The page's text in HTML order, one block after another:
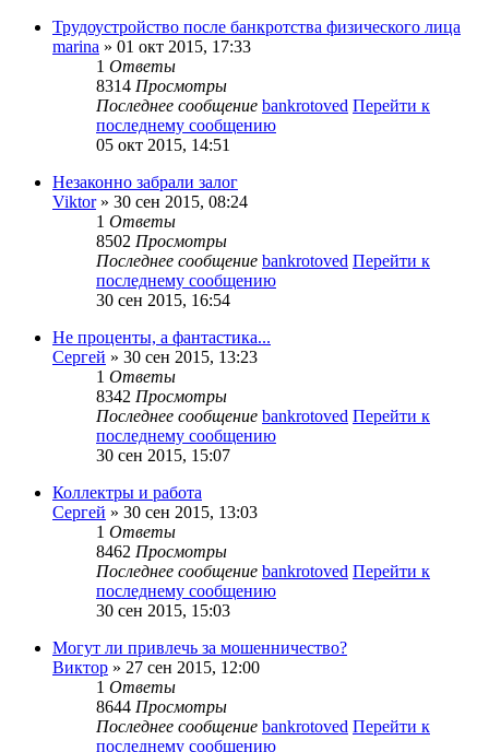
Трудоустройство после банкротства физического лица
marina » 01 окт 2015, 17:33
1 Ответы
8314 Просмотры
Последнее сообщение bankrotoved Перейти к
последнему сообщению
05 окт 2015, 14:51
Незаконно забрали залог
Viktor» 30 сен 2015, 08:24
1 Ответы
8502 Просмотры
Последнее сообщение bankrotoved Перейти к
последнему сообщению
30 сен 2015, 16:54
Не проценты, а фантастика...
Сергей » 30 сен 2015, 13:23
1 Ответы
8342 Просмотры
Последнее сообщение bankrotoved Перейти к
последнему сообщению
30 сен 2015, 15:07
Коллектры и работа
Сергей » 30 сен 2015, 13:03
1 Ответы
8462 Просмотры
Последнее сообщение bankrotoved Перейти к
последнему сообщению
30 сен 2015, 15:03
Могут ли привлечь за мошенничество?
Виктор » 27 сен 2015, 12:00
1 Ответы
8644 Просмотры
Последнее сообщение bankrotoved Перейти к
последнему сообщению